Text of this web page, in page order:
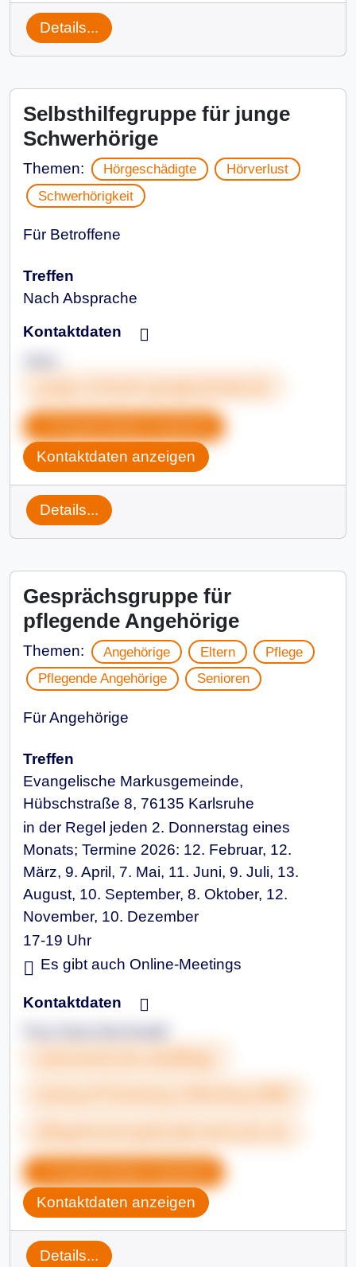
Details...
Selbsthilfegruppe für junge
Schwerhörige
Themen: Hörgeschädigte
Hörverlust
Schwerhörigkeit
Für Betroffene
Treffen
Nach Absprache
Kontaktdaten
Kontaktdaten anzeigen
Details...
Gesprächsgruppe für
pflegende Angehörige
Themen: Angehörige Eltern
Pflege
Pflegende Angehörige
Senioren
Für Angehörige
Treffen
Evangelische Markusgemeinde,
Hübschstraße 8, 76135 Karlsruhe
in der Regel jeden 2. Donnerstag eines
Monats; Termine 2026: 12. Februar, 12.
März, 9. April, 7. Mai, 11. Juni, 9. Juli, 13.
August, 10. September, 8. Oktober, 12.
November, 10. Dezember
17-19 Uhr
Es gibt auch Online-Meetings
Kontaktdaten
Kontaktdaten anzeigen
Details...